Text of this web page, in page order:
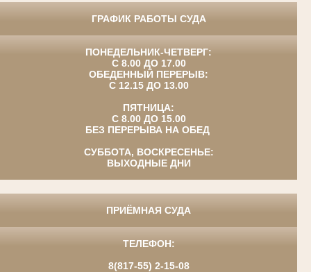
ГРАФИК РАБОТЫ СУДА
ПОНЕДЕЛЬНИК-ЧЕТВЕРГ:
С 8.00 ДО 17.00
ОБЕДЕННЫЙ ПЕРЕРЫВ:
С 12.15 ДО 13.00
ПЯТНИЦА:
С 8.00 ДО 15.00
БЕЗ ПЕРЕРЫВА НА ОБЕД
СУББОТА, ВОСКРЕСЕНЬЕ:
ВЫХОДНЫЕ ДНИ
ПРИЁМНАЯ СУДА
ТЕЛЕФОН:
8(817-55) 2-15-08